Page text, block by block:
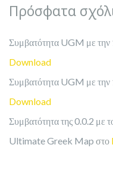
Πρόσφατα
Συμβατότητα UGM με
Download
Συμβατότητα UGM με
Download
Συμβατότητα της 0.0.2 με
Ultimate Greek Map στο